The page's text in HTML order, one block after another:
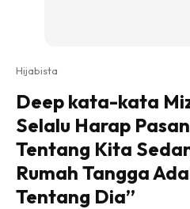
Hijabista
Deep kata-kata
Selalu Harap
Tentang Kita
Rumah Tangga
Tentang Dia”